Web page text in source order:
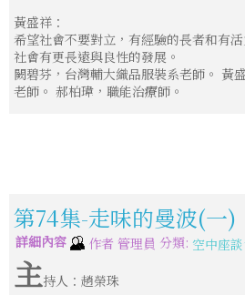
黃盛祥：
希望社會不要對立，有經驗的長者和有
社會有更長遠與良性的發展。
闕碧芬，台灣輔大織品服裝系老師。 黃
老師。 郝柏瑋，職能治療師。
第74集-走味的曼波(一)
詳細內容 作者 管理員 分類: 空中座
主持人：趙榮珠